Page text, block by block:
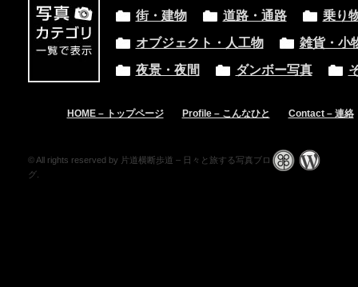
街・建物
道路・通路
乗り
オブジェクト・人工物
雑貨・小
夜景・夜間
ダンボー写真
HOME – トップページ Profile – こんなひと Contact – 連絡
© All rights reserved by 片道横断歩道 – 日々と旅する写真ブロ
グ.